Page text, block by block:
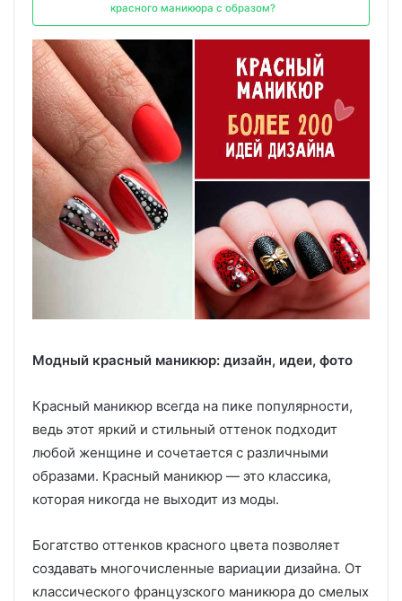
красного маникюра с образом?
Модный красный маникюр: дизайн, идеи, фото
Красный маникюр всегда на пике популярности,
ведь этот яркий и стильный оттенок подходит
любой женщине и сочетается с различными
образами. Красный маникюр — это классика,
которая никогда не выходит из моды.
Богатство оттенков красного цвета позволяет
создавать многочисленные вариации дизайна. От
классического французского маникюра до смелых